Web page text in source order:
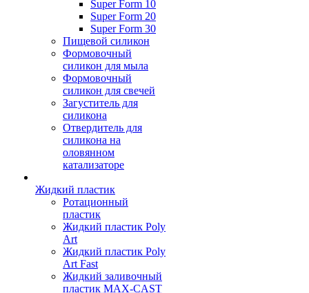
Super Form 10
Super Form 20
Super Form 30
Пищевой силикон
Формовочный
силикон для мыла
Формовочный
силикон для свечей
Загуститель для
силикона
Отвердитель для
силикона на
оловянном
катализаторе
Жидкий пластик
Ротационный
пластик
Жидкий пластик Poly
Art
Жидкий пластик Poly
Art Fast
Жидкий заливочный
пластик MAX-CAST